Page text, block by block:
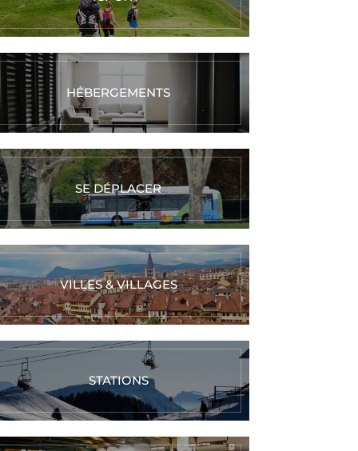
HÉBERGEMENTS
SE DÉPLACER
VILLES & VILLAGES
STATIONS